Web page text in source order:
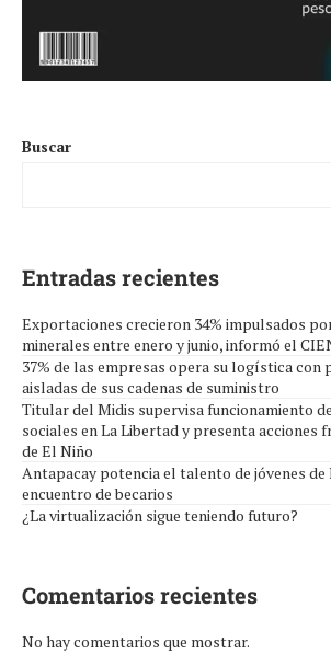
Buscar
Entradas recientes
Exportaciones crecieron 34% impulsados
minerales entre enero y junio, informó el
37% de las empresas opera su logística con
aisladas de sus cadenas de suministro
Titular del Midis supervisa funcionamiento
sociales en La Libertad y presenta acciones
de El Niño
Antapacay potencia el talento de jóvenes de
encuentro de becarios
¿La virtualización sigue teniendo futuro?
Comentarios recientes
No hay comentarios que mostrar.